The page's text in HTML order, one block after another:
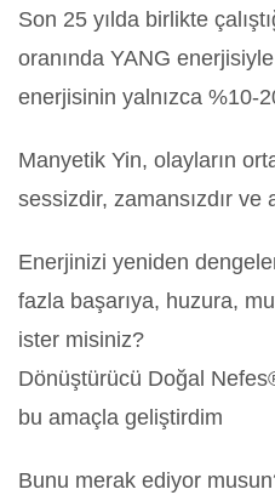
Son 25 yılda birlikte
oranında YANG
enerjisinin yalnızca %10-
Manyetik Yin, olayların
sessizdir, zamansızdır ve
Enerjinizi yeniden
fazla başarıya, huzura,
ister misiniz?
Dönüştürücü Doğal
bu amaçla geliştirdim
Bunu merak ediyor